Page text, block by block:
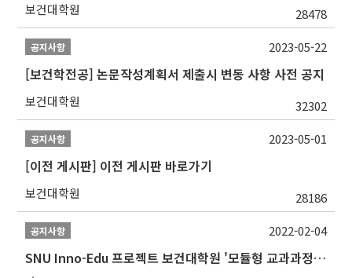
보건대학원 28478
공지사항
[보건학전공] 논문작성계획서 제출시 변동 사항 사전 공지
보건대학원 32302
2023-05-22
공지사항
[이전 게시판] 이전 게시판 바로가기
보건대학원 28186
2023-05-01
공지사항
SNU Inno-Edu 프로젝트 보건대학원 '모듈형 교과과정' 안내(revised 2022/2/28)
2022-02-04